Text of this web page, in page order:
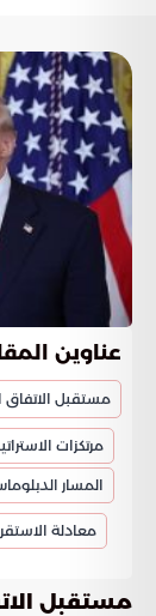
عناوين
مستقبل الاتفاق
مرتكزات
المسار
معادلة
مستقبل